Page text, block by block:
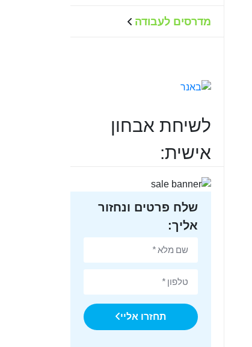
מדרסים לעבודה
לשיחת אבחון
אישית:
שלח פרטים ונחזור
אליך:
תחזרו אליי